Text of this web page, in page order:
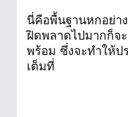
นี่คือพื้นฐานหกอย่า
ฝิดพลาดไปมากก็จ
พร้อม ซึ่งจะทำให้ป
เต็มที่